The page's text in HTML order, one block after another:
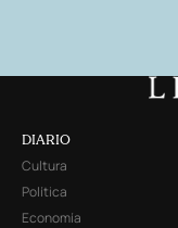
DIARIO
Cultura
Política
Economía